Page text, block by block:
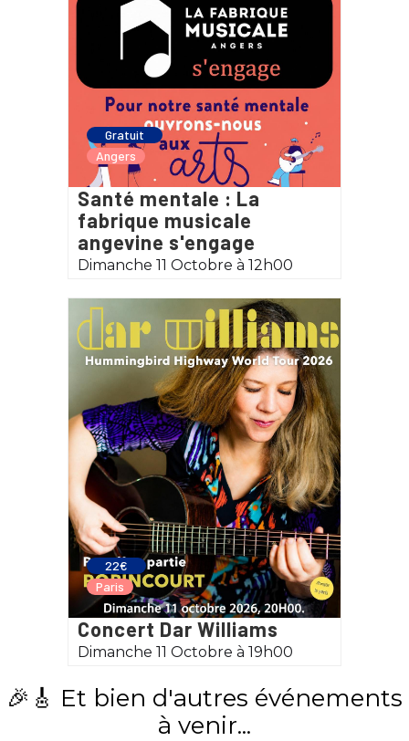
Gratuit
Angers
Santé mentale : La
fabrique musicale
angevine s'engage
Dimanche 11 Octobre à 12h00
22€
Paris
Concert Dar Williams
Dimanche 11 Octobre à 19h00
🎉🎸 Et bien d'autres événements
à venir...